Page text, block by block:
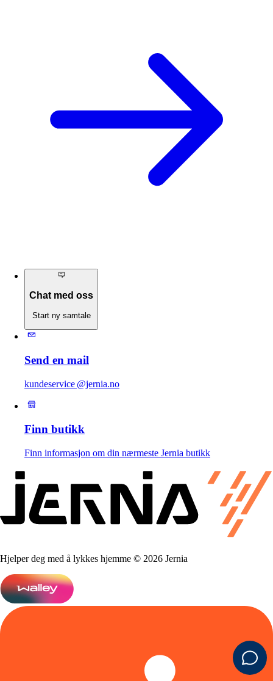
Chat med oss
Start ny samtale
Send en mail
kundeservice @jernia.no
Finn butikk
Finn informasjon om din nærmeste Jernia butikk
Hjelper deg med å lykkes hjemme © 2026 Jernia